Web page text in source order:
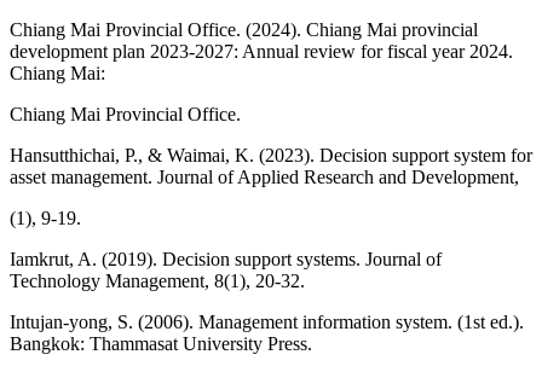
Chiang Mai Provincial Office. (2024). Chiang Mai provincial
development plan 2023-2027: Annual review for fiscal year 2024.
Chiang Mai:
Chiang Mai Provincial Office.
Hansutthichai, P., & Waimai, K. (2023). Decision support system for
asset management. Journal of Applied Research and Development,
(1), 9-19.
Iamkrut, A. (2019). Decision support systems. Journal of
Technology Management, 8(1), 20-32.
Intujan-yong, S. (2006). Management information system. (1st ed.).
Bangkok: Thammasat University Press.